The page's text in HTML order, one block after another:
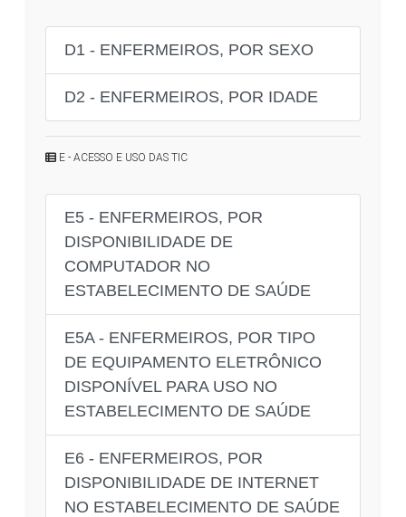
D1 - ENFERMEIROS, POR SEXO
D2 - ENFERMEIROS, POR IDADE
E - ACESSO E USO DAS TIC
E5 - ENFERMEIROS, POR
DISPONIBILIDADE DE
COMPUTADOR NO
ESTABELECIMENTO DE SAÚDE
E5A - ENFERMEIROS, POR TIPO
DE EQUIPAMENTO ELETRÔNICO
DISPONÍVEL PARA USO NO
ESTABELECIMENTO DE SAÚDE
E6 - ENFERMEIROS, POR
DISPONIBILIDADE DE INTERNET
NO ESTABELECIMENTO DE SAÚDE